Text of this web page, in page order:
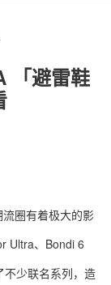
「避雷鞋
圈有着极大的影
Ultra、Bondi 6
不少联名系列，造